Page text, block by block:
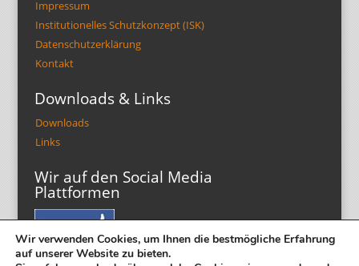
Impressum
Institutionelles Schutzkonzept (ISK)
Datenschutzerklärung
Kontakt
Downloads & Links
Downloads
Links
Wir auf den Social Media
Plattformen
Wir verwenden Cookies, um Ihnen die bestmögliche Erfahrung
auf unserer Website zu bieten.